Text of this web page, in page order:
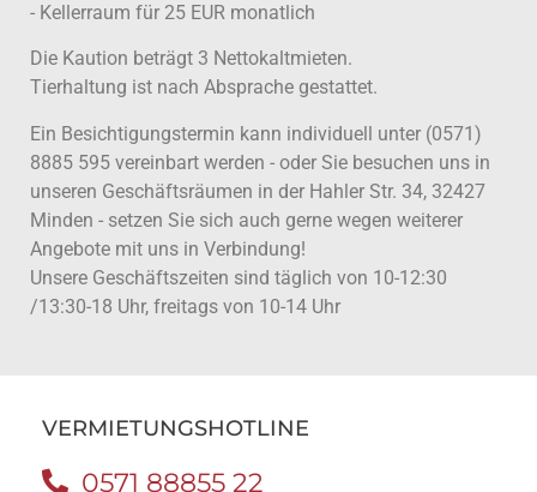
- Kellerraum für 25 EUR monatlich
Die Kaution beträgt 3 Nettokaltmieten.
Tierhaltung ist nach Absprache gestattet.
Ein Besichtigungstermin kann individuell unter (0571)
8885 595 vereinbart werden - oder Sie besuchen uns in
unseren Geschäftsräumen in der Hahler Str. 34, 32427
Minden - setzen Sie sich auch gerne wegen weiterer
Angebote mit uns in Verbindung!
Unsere Geschäftszeiten sind täglich von 10-12:30
/13:30-18 Uhr, freitags von 10-14 Uhr
VERMIETUNGSHOTLINE
0571 88855 22